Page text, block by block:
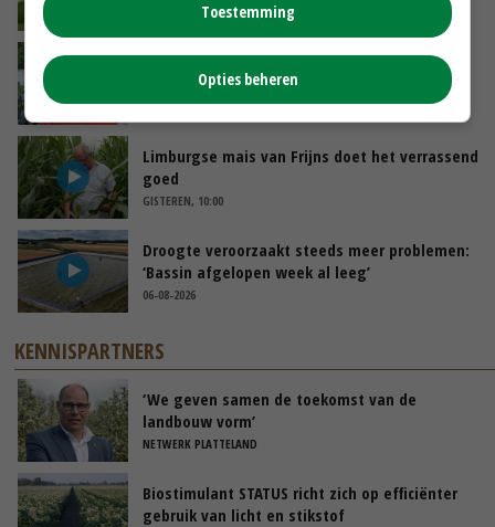
VANDAAG, 10:00
Oekraïne-vlogger Kees Huizinga: ‘Bezoek van
de ambassade mag zelf groente plukken’
GISTEREN, 12:00
Limburgse mais van Frijns doet het verrassend
goed
GISTEREN, 10:00
Droogte veroorzaakt steeds meer problemen:
‘Bassin afgelopen week al leeg’
06-08-2026
KENNISPARTNERS
‘We geven samen de toekomst van de
landbouw vorm’
NETWERK PLATTELAND
Biostimulant STATUS richt zich op efficiënter
gebruik van licht en stikstof
Toestemming
Opties beheren